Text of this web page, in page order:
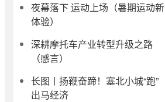
夜幕落下 运动上场（暑期运动新
体验）
深耕摩托车产业转型升级之路
（感言）
长图丨扬鞭奋蹄！塞北小城“跑”
出马经济